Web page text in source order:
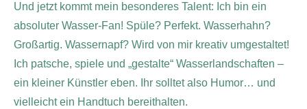
Und jetzt kommt mein besonderes Talent: Ich bin ein
absoluter Wasser-Fan! Spüle? Perfekt. Wasserhahn?
Großartig. Wassernapf? Wird von mir kreativ umgestaltet!
Ich patsche, spiele und „gestalte“ Wasserlandschaften –
ein kleiner Künstler eben. Ihr solltet also Humor… und
vielleicht ein Handtuch bereithalten.